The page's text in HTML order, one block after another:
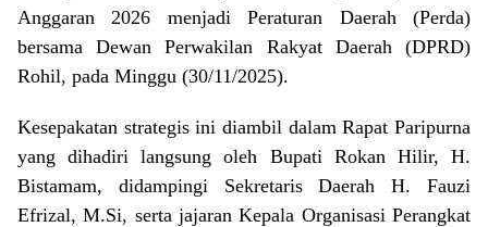
Anggaran 2026 menjadi Peraturan Daerah (Perda)
bersama Dewan Perwakilan Rakyat Daerah (DPRD)
Rohil, pada Minggu (30/11/2025).
Kesepakatan strategis ini diambil dalam Rapat Paripurna
yang dihadiri langsung oleh Bupati Rokan Hilir, H.
Bistamam, didampingi Sekretaris Daerah H. Fauzi
Efrizal, M.Si, serta jajaran Kepala Organisasi Perangkat